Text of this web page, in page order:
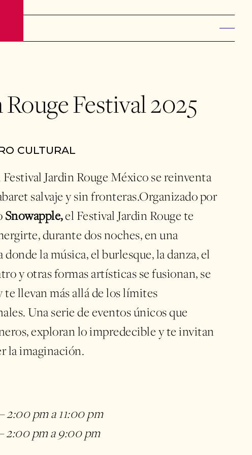
Rouge Festival 2025
CULTURAL
Festival Jardin Rouge México se reinventa
salvaje y sin fronteras.Organizado por
Snowapple,el Festival Jardin Rouge te
durante dos noches, en una
la música, el burlesque, la danza, el
y otras formas artísticas se fusionan, se
te llevan más allá de los límites
Una serie de eventos únicos que
exploran lo impredecible y te invitan
la imaginación.
2:00 pm a 11:00 pm
2:00 pm a 9:00 pm